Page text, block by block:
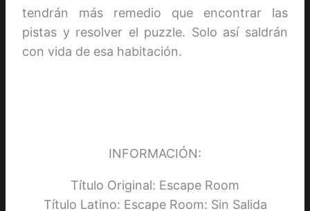
tendrán más remedio que encontrar las
pistas y resolver el puzzle. Solo así saldrán
con vida de esa habitación.
INFORMACIÓN:
Título Original: Escape Room
Título Latino: Escape Room: Sin Salida